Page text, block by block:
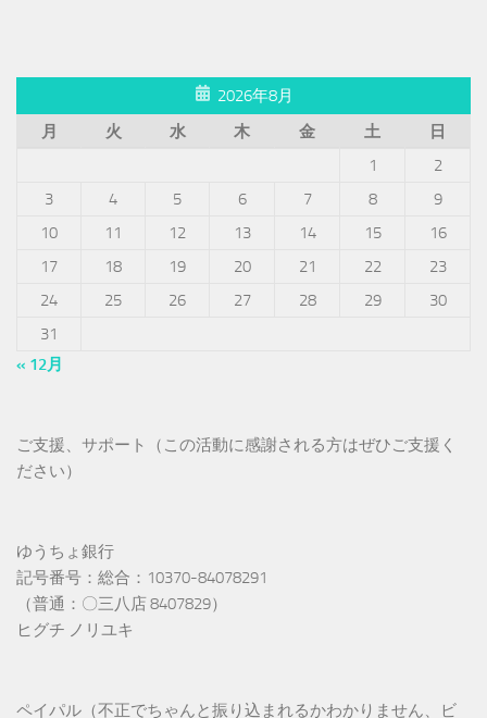
2026年8月
月
火 水 木 金 土
日
1
2
3
4 5 6 7 8
9
10
11 12 13 14 15
16
17
18 19 20 21 22
23
24
25 26 27 28 29
30
31
« 12月
ご支援、サポート（この活動に感謝される方はぜひご支援く
ださい）
ゆうちょ銀行
記号番号：総合：10370-84078291
（普通：〇三八店 8407829）
ヒグチ ノリユキ
ペイパル（不正でちゃんと振り込まれるかわかりません、ビ